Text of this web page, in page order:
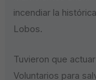
incendiar la
Lobos.
Tuvieron que
Voluntarios para